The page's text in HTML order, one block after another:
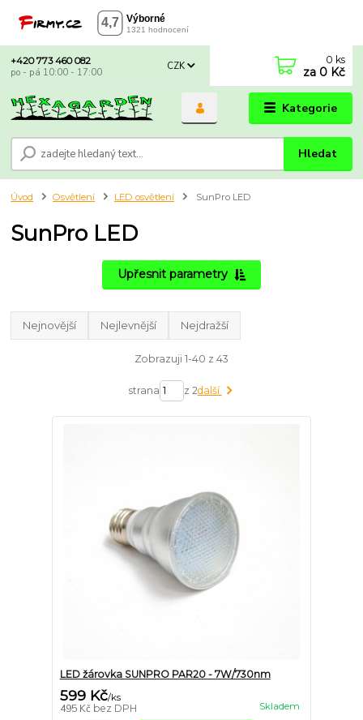
Kategorie
CZK
Hledat
+420 773 460 082
po - pá 10:00 - 17:00
0 ks
za 0 Kč
Úvod Osvětlení LED osvětlení SunPro LED
SunPro LED
Upřesnit parametry
Nejnovější Nejlevnější Nejdražší
Zobrazuji 1-40 z 43
strana z 2další
LED žárovka SUNPRO PAR20 - 7W/730nm
599 Kč/ks
495 Kč bez DPH Skladem